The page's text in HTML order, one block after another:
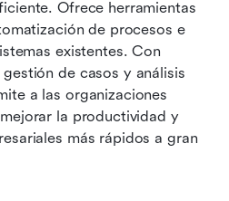
Ofrece herramientas
de procesos e
existentes. Con
de casos y análisis
a las organizaciones
la productividad y
más rápidos a gran